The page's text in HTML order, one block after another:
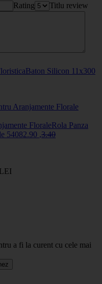
Rating Titlu review
Baton Silicon 11x300
Aranjamente Florale
Rola Panza
54082.90 ,3.40
a fi la curent cu cele mai